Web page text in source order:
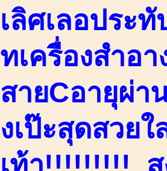
เลิศเลอประ
ทเครื่องสำอ
สายCอายุผ่า
งเป๊ะสุดสวย